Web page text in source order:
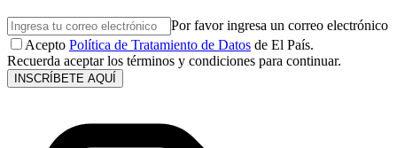
Por favor ingresa un correo electrónico
Acepto Política de Tratamiento de Datos de El País.
Recuerda aceptar los términos y condiciones para continuar.
INSCRÍBETE AQUÍ